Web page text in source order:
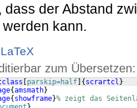
dass der Abstand
kann.
zum Übersetzen:
parskip=half { scrartcl }
{amsmath}
{ showframe}% zeigt das